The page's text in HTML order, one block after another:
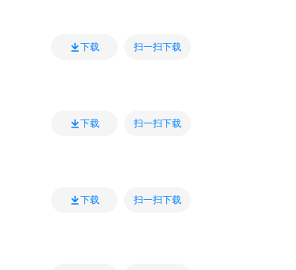
下载 扫一扫下载
下载 扫一扫下载
下载 扫一扫下载